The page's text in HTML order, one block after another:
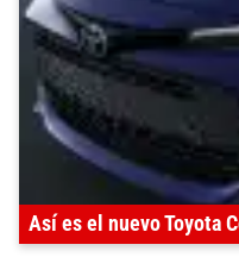
Así es el nuevo Toyota